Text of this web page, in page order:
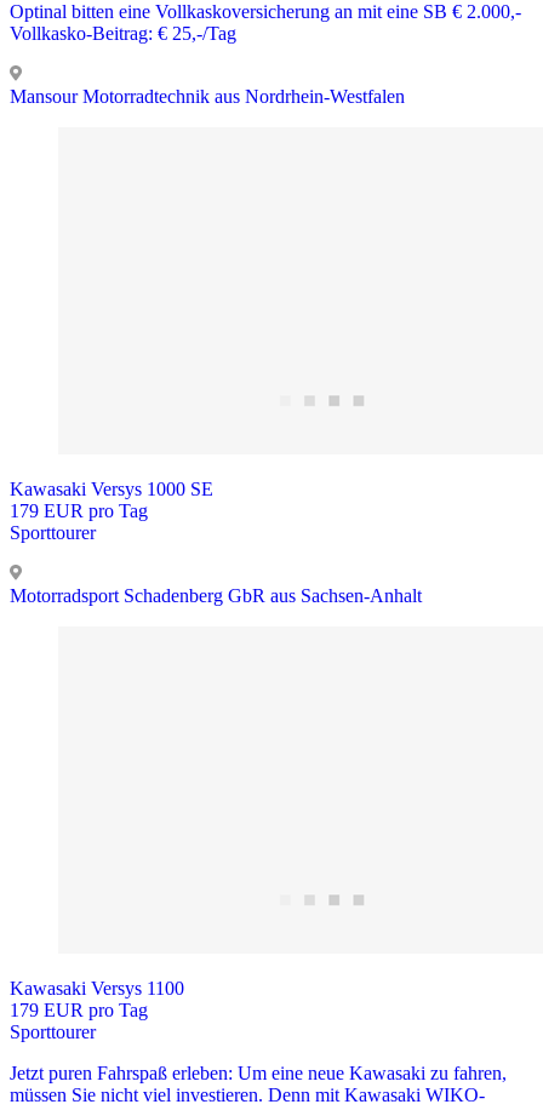
Optinal bitten eine Vollkaskoversicherung an mit eine SB € 2.000,-
Vollkasko-Beitrag: € 25,-/Tag
Mansour Motorradtechnik aus Nordrhein-Westfalen
Kawasaki Versys 1000 SE
179 EUR pro Tag
Sporttourer
Motorradsport Schadenberg GbR aus Sachsen-Anhalt
Kawasaki Versys 1100
179 EUR pro Tag
Sporttourer
Jetzt puren Fahrspaß erleben: Um eine neue Kawasaki zu fahren,
müssen Sie nicht viel investieren. Denn mit Kawasaki WIKO-